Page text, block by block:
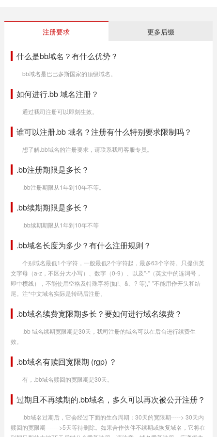
注册要求 更多后缀
什么是bb域名？有什么优势？
bb域名是巴巴多斯国家的顶级域名。
如何进行.bb 域名注册？
通过我司注册可以即刻生效。
谁可以注册.bb 域名？注册有什么特别要求限制吗？
想了解.bb域名的注册要求，请联系我司客服专员。
.bb注册期限是多长？
.bb注册期限从1年到10年不等。
.bb续期期限是多长？
.bb续期期限从1年到10年不等
.bb域名长度为多少？有什么注册规则？
个别域名最低1个字符，一般最低2个字符起，最多63个字符。只提供英
文字母（a-z，不区分大小写）、数字（0-9）、以及"-"（英文中的连词号，
即中横线），不能使用空格及特殊字符(如!、&、? 等),"-"不能用作开头和结
尾。注*中文域名实际是转码后注册。
.bb域名续费宽限期多长？要如何进行域名续费？
.bb 域名续期宽限期是30天，我司注册的域名可以在后台进行续费生
效。
.bb域名有赎回宽限期 (rgp) ？
有，.bb域名赎回的宽限期是30天。
过期且不再续期的.bb域名，多久可以再次被公开注册？
.bb域名过期后，它会经过下面的生命周期：30天的宽限期-----> 30天内
赎回的宽限期------->5天等待删除。如果合作伙伴不续期或恢复域名，它将在